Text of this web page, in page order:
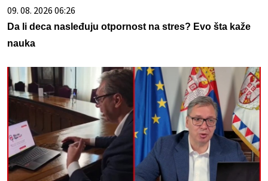
09. 08. 2026 06:26
Da li deca nasleđuju otpornost na stres? Evo šta kaže
nauka